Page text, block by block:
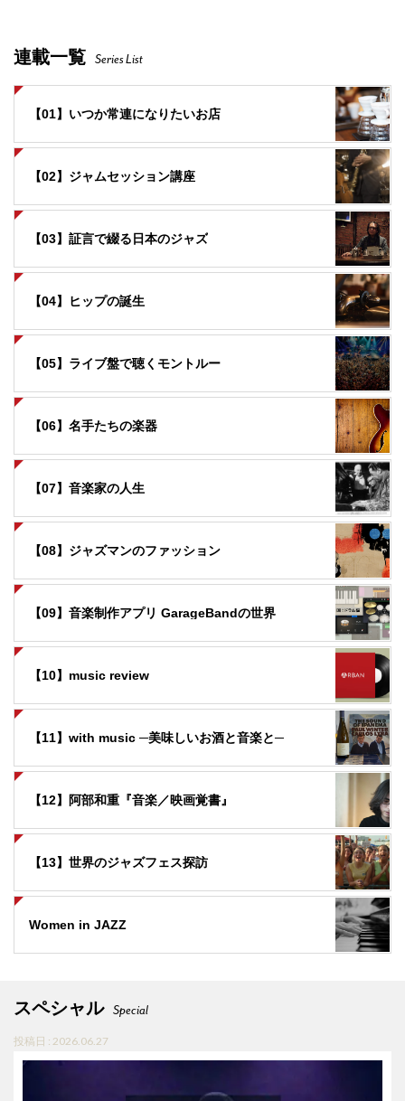
連載一覧 Series List
【01】いつか常連になりたいお店
【02】ジャムセッション講座
【03】証言で綴る日本のジャズ
【04】ヒップの誕生
【05】ライブ盤で聴くモントルー
【06】名手たちの楽器
【07】音楽家の人生
【08】ジャズマンのファッション
【09】音楽制作アプリ GarageBandの世界
【10】music review
【11】with music ─美味しいお酒と音楽と─
【12】阿部和重『音楽／映画覚書』
【13】世界のジャズフェス探訪
Women in JAZZ
スペシャル Special
投稿日 : 2026.06.27